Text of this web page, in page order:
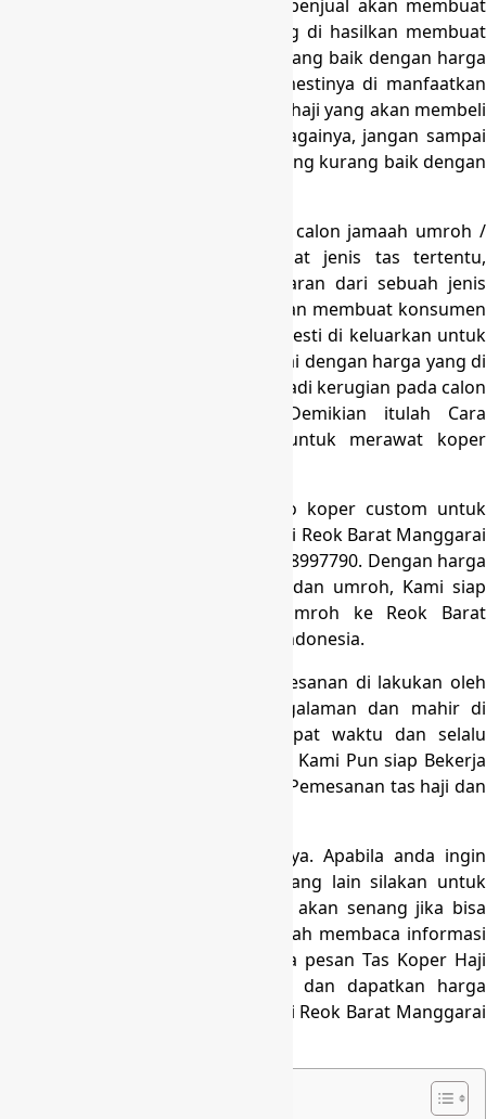
antara penjual. Persaingan antar penjual akan membuat
produk dari pabrik tas koper yang di hasilkan membuat
produk yang mempunyai kualitas yang baik dengan harga
yang semurah mungkin. Hal ini mestinya di manfaatkan
oleh calon jamaah umroh maupun haji yang akan membeli
peralatan seperti tas dan lain sebagainya, jangan sampai
medapatkan tas dengan kualitas yang kurang baik dengan
Hal yang perlu di perhatikan oleh calon jamaah umroh /
haji yaitu menyiapkan harga buat jenis tas tertentu,
dengan di ketahuinya harga pasaran dari sebuah jenis
barang yang berada di pasaran akan membuat konsumen
mengetahui berapa rupiah yang mesti di keluarkan untuk
dapat memperoleh tas koper sesuai dengan harga yang di
twarkan oleh penjual jadi tidak terjadi kerugian pada calon
jamaah umroh maupun haji. Demikian itulah Cara
Merawat Koper. Ternyata cara untuk merawat koper
Nah jika anda ingin mencari toko koper custom untuk
travel Haji & Umroh harga murah di Reok Barat Manggarai
hubungi kami di nomer HP/WA 0818997790. Dengan harga
terjangkau untuk kebutuhan haji dan umroh, Kami siap
menerima pesanan tas koper umroh ke Reok Barat
Manggarai dan juga seluruh kota Indonesia.
Kualitas jahitan rapi dan Semua pesanan di lakukan oleh
tenaga yang telah memiliki pengalaman dan mahir di
bidangnya. Produksi tas kami tepat waktu dan selalu
menjaga kualitas pesana tas Anda. Kami Pun siap Bekerja
sama dengan Pemilik travel untuk Pemesanan tas haji dan
Masih banyak produk kami lainnya. Apabila anda ingin
melihat jenis-jenis produk kami yang lain silakan untuk
. Kami akan senang jika bisa
membantu anda. Terima kasih sudah membaca informasi
ini, sampai jumpa lagi. Ayo, segera pesan Tas Koper Haji
dan Umroh anda sekarang juga dan dapatkan harga
grosir Tas Koper Haji dan Umroh di Reok Barat Manggarai